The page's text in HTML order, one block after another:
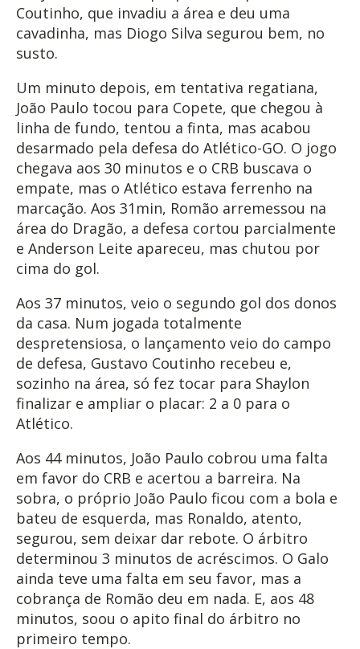
Coutinho, que invadiu a área e deu uma
cavadinha, mas Diogo Silva segurou bem, no
susto.
Um minuto depois, em tentativa regatiana,
João Paulo tocou para Copete, que chegou à
linha de fundo, tentou a finta, mas acabou
desarmado pela defesa do Atlético-GO. O jogo
chegava aos 30 minutos e o CRB buscava o
empate, mas o Atlético estava ferrenho na
marcação. Aos 31min, Romão arremessou na
área do Dragão, a defesa cortou parcialmente
e Anderson Leite apareceu, mas chutou por
cima do gol.
Aos 37 minutos, veio o segundo gol dos donos
da casa. Num jogada totalmente
despretensiosa, o lançamento veio do campo
de defesa, Gustavo Coutinho recebeu e,
sozinho na área, só fez tocar para Shaylon
finalizar e ampliar o placar: 2 a 0 para o
Atlético.
Aos 44 minutos, João Paulo cobrou uma falta
em favor do CRB e acertou a barreira. Na
sobra, o próprio João Paulo ficou com a bola e
bateu de esquerda, mas Ronaldo, atento,
segurou, sem deixar dar rebote. O árbitro
determinou 3 minutos de acréscimos. O Galo
ainda teve uma falta em seu favor, mas a
cobrança de Romão deu em nada. E, aos 48
minutos, soou o apito final do árbitro no
primeiro tempo.